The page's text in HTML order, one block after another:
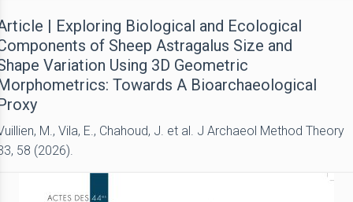
| Exploring Biological and Ecological
of Sheep Astragalus Size and
Variation Using 3D Geometric
Towards A Bioarchaeological
M., Vila, E., Chahoud, J. et al. J Archaeol Method Theory
58 (2026).